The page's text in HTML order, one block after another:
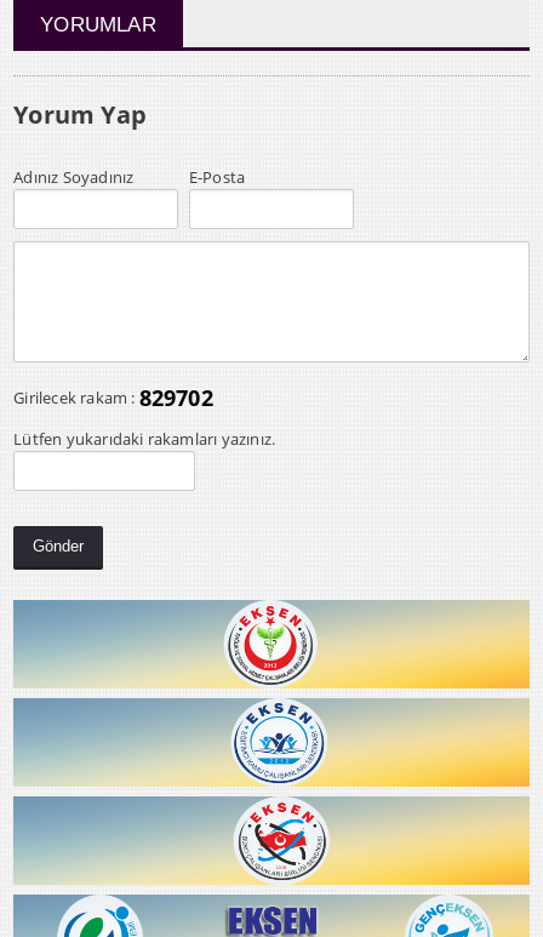
YORUMLAR
Yorum Yap
Adınız Soyadınız E-Posta
Girilecek rakam : 829702
Lütfen yukarıdaki rakamları yazınız.